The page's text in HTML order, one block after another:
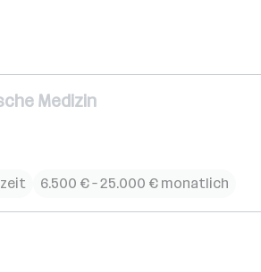
Medizin
6.500 € – 25.000 € monatlich